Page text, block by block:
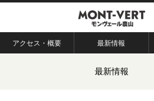
アクセス・概要 最新情報
最新情報